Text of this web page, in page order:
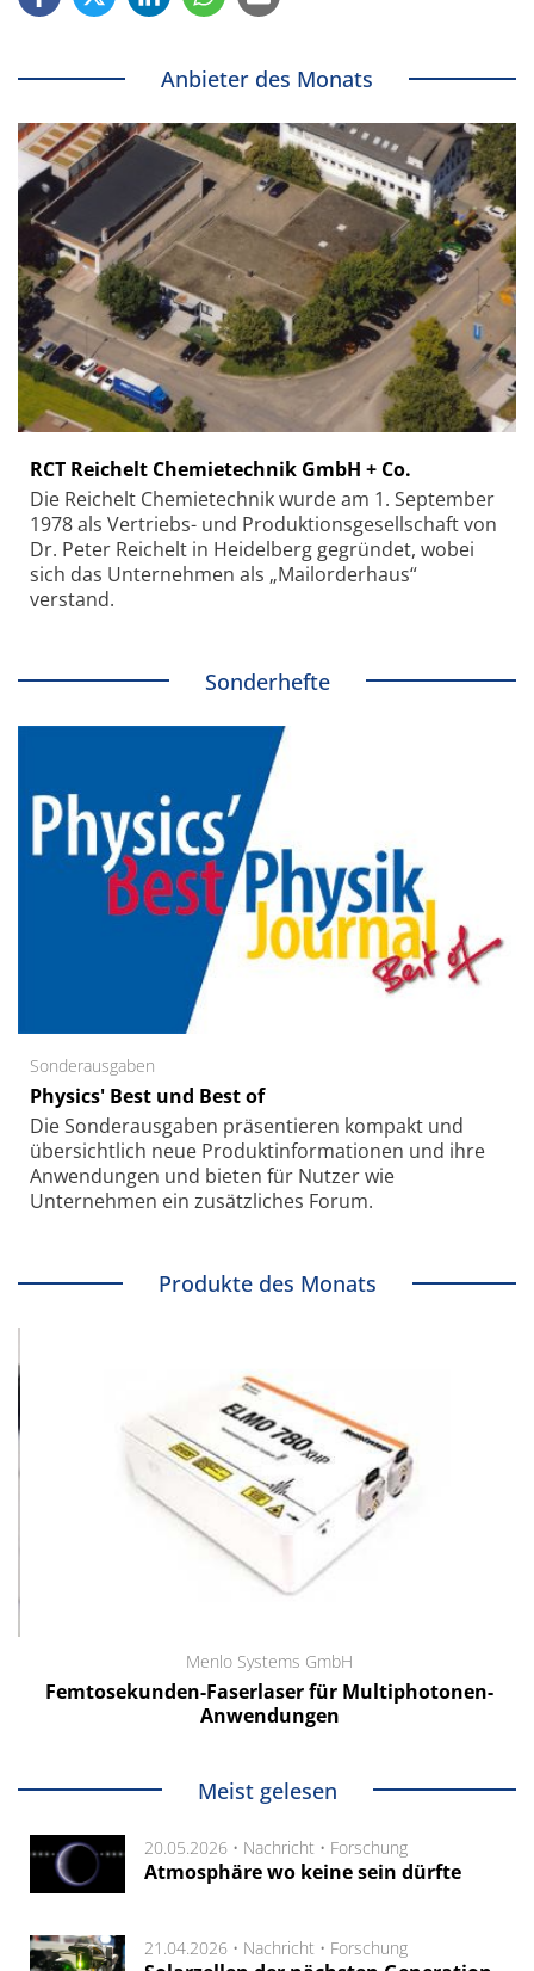
Anbieter des Monats
RCT Reichelt Chemietechnik GmbH + Co.
Die Reichelt Chemietechnik wurde am 1. September
1978 als Vertriebs- und Produktionsgesellschaft von
Dr. Peter Reichelt in Heidelberg gegründet, wobei
sich das Unternehmen als „Mailorderhaus“
verstand.
Sonderhefte
Sonderausgaben
Physics' Best und Best of
Die Sonder­ausgaben präsentieren kompakt und
übersichtlich neue Produkt­informationen und ihre
Anwendungen und bieten für Nutzer wie
Unternehmen ein zusätzliches Forum.
Produkte des Monats
Menlo Systems GmbH
Femtosekunden-Faserlaser für Multiphotonen-
Anwendungen
Meist gelesen
20.05.2026 • Nachricht • Forschung
Atmosphäre wo keine sein dürfte
21.04.2026 • Nachricht • Forschung